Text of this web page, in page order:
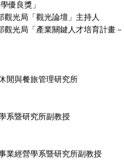
優良獎」
觀光局「觀光論壇」主持人
觀光局「產業關鍵人才培育計畫
閒與餐旅管理研究所
系暨研究所副教授
業經營學系暨研究所副教授